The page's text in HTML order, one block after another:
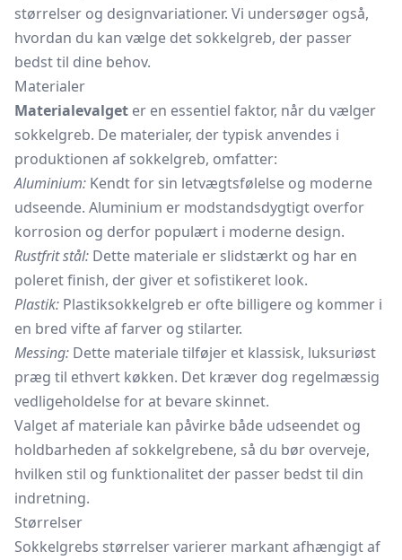
størrelser og designvariationer. Vi undersøger også,
hvordan du kan vælge det sokkelgreb, der passer
bedst til dine behov.
Materialer
Materialevalget er en essentiel faktor, når du vælger
sokkelgreb. De materialer, der typisk anvendes i
produktionen af sokkelgreb, omfatter:
Aluminium: Kendt for sin letvægtsfølelse og moderne
udseende. Aluminium er modstandsdygtigt overfor
korrosion og derfor populært i moderne design.
Rustfrit stål: Dette materiale er slidstærkt og har en
poleret finish, der giver et sofistikeret look.
Plastik: Plastiksokkelgreb er ofte billigere og kommer i
en bred vifte af farver og stilarter.
Messing: Dette materiale tilføjer et klassisk, luksuriøst
præg til ethvert køkken. Det kræver dog regelmæssig
vedligeholdelse for at bevare skinnet.
Valget af materiale kan påvirke både udseendet og
holdbarheden af sokkelgrebene, så du bør overveje,
hvilken stil og funktionalitet der passer bedst til din
indretning.
Størrelser
Sokkelgrebs størrelser varierer markant afhængigt af